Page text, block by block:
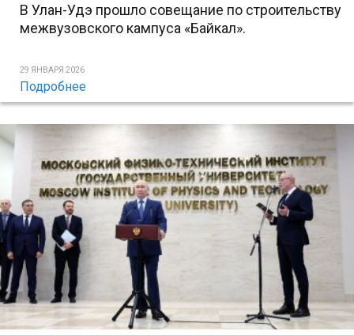
В Улан-Удэ прошло совещание по строительству
межвузовского кампуса «Байкал».
29 ЯНВАРЯ 2026
Подробнее